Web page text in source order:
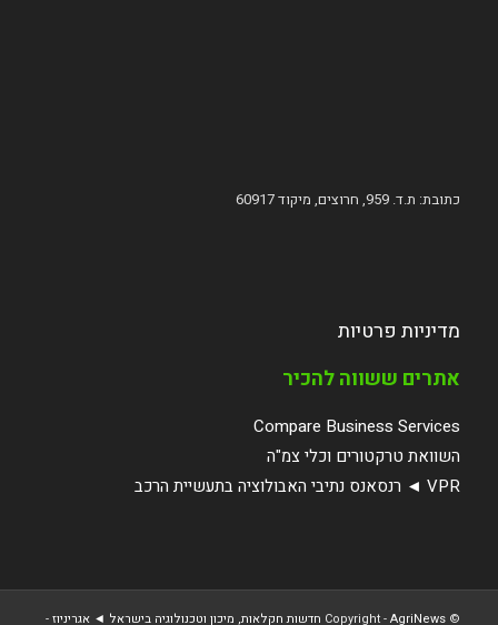
כתובת: ת.ד. 959, חרוצים, מיקוד 60917
מדיניות פרטיות
אתרים ששווה להכיר
Compare Business Services
השוואת טרקטורים וכלי צמ"ה
VPR ◄ רנסאנס נתיבי האבולוציה בתעשיית הרכב
© ‫Copyright - AgriNews חדשות חקלאות, מיכון וטכנולוגיה בישראל ◄ אגריניוז -